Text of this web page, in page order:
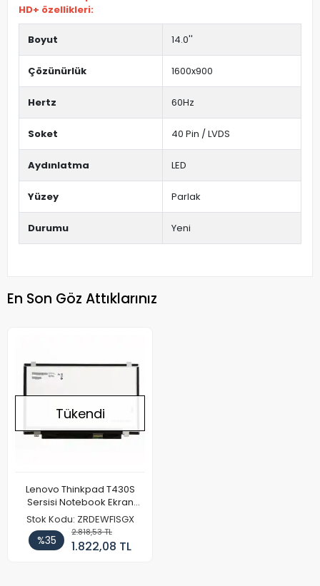
HD+ özellikleri:
Boyut 14.0''
Çözünürlük 1600x900
Hertz 60Hz
Soket 40 Pin / LVDS
Aydınlatma LED
Yüzey Parlak
Durumu Yeni
En Son Göz Attıklarınız
Tükendi
Lenovo Thinkpad T430S
Sersisi Notebook Ekran
Paneli HD+
Stok Kodu: ZRDEWFISGX
%35
2.818,53 TL
1.822,08 TL